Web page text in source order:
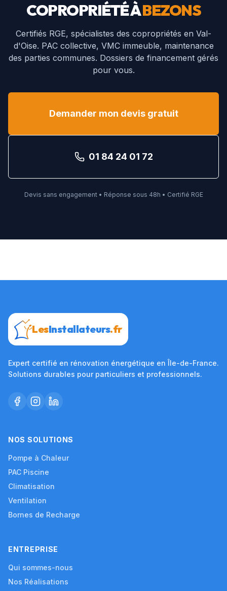
COPROPRIÉTÉ ÀBEZONS
Certifiés RGE, spécialistes des copropriétés en Val-
d'Oise. PAC collective, VMC immeuble, maintenance
des parties communes. Dossiers de financement gérés
pour vous.
Demander mon devis gratuit
01 84 24 01 72
Devis sans engagement • Réponse sous 48h • Certifié RGE
LesInstallateurs.fr
Expert certifié en rénovation énergétique en Île-de-France.
Solutions durables pour particuliers et professionnels.
NOS SOLUTIONS
Pompe à Chaleur
PAC Piscine
Climatisation
Ventilation
Bornes de Recharge
ENTREPRISE
Qui sommes-nous
Nos Réalisations